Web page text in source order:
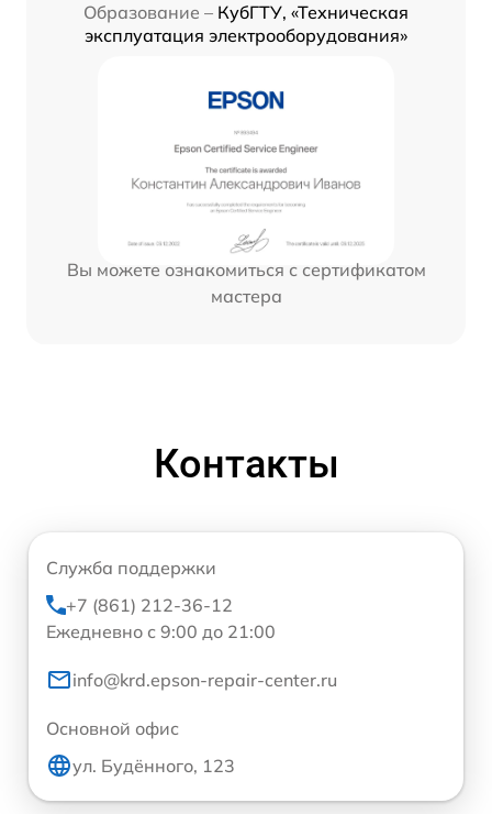
Образование – КубГТУ, «Техническая
эксплуатация электрооборудования»
Вы можете ознакомиться с сертификатом
мастера
Контакты
Служба поддержки
+7 (861) 212-36-12
Ежедневно с 9:00 до 21:00
info@krd.epson-repair-center.ru
Основной офис
ул. Будённого, 123